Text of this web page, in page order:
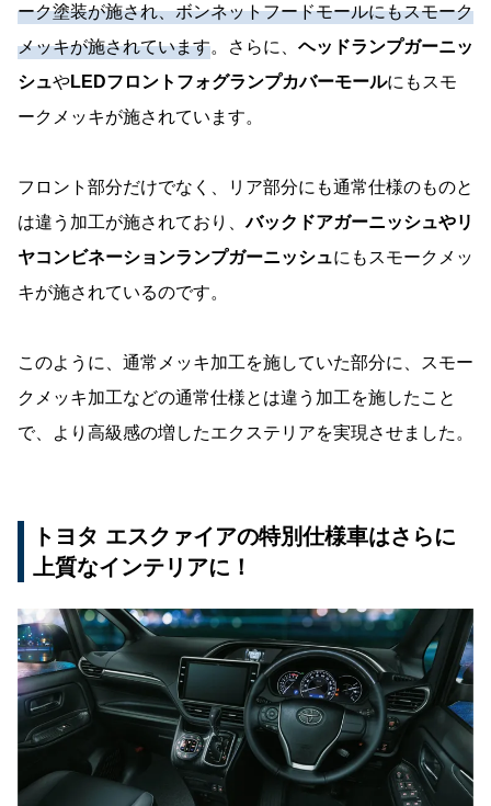
ーク塗装が施され、ボンネットフードモールにもスモーク
メッキが施されています。さらに、 ヘッドランプガーニッ
シュやLEDフロントフォグランプカバーモールにもスモ
ークメッキが施されています。
フロント部分だけでなく、リア部分にも通常仕様のものと
は違う加工が施されており、バックドアガーニッシュやリ
ヤコンビネーションランプガーニッシュにもスモークメッ
キが施されているのです。
このように、通常メッキ加工を施していた部分に、スモー
クメッキ加工などの通常仕様とは違う加工を施したこと
で、より高級感の増したエクステリアを実現させました。
トヨタ エスクァイアの特別仕様車はさらに
上質なインテリアに！